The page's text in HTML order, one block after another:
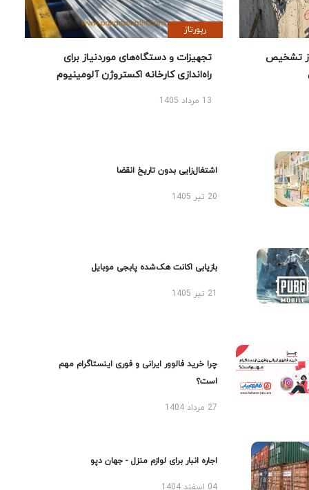
تشخیص
رپورتاژ
تجهیزات و دستگاه‌های موردنیاز برای
راه‌اندازی کارخانه اکستروژن آلومینیوم
13 مرداد 1405
اشتغال‌زایی بدون تاریخ انقضا
20 تیر 1405
بازیابی اکانت هک‌شده پابجی موبایل
چرا خرید فالوور ایرانی و فوری اینستاگرام مهم
است؟
27 مرداد 1404
اجاره انبار برای لوازم منزل - جهان دپو
04 اسفند 1404